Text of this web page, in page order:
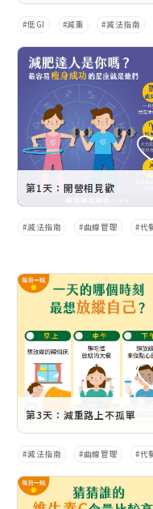
低GI 減重 減法指南
第1天：開營相見歡
減法指南 曲線管理 代
第3天：減重路上不孤單
減法指南 曲線管理 代